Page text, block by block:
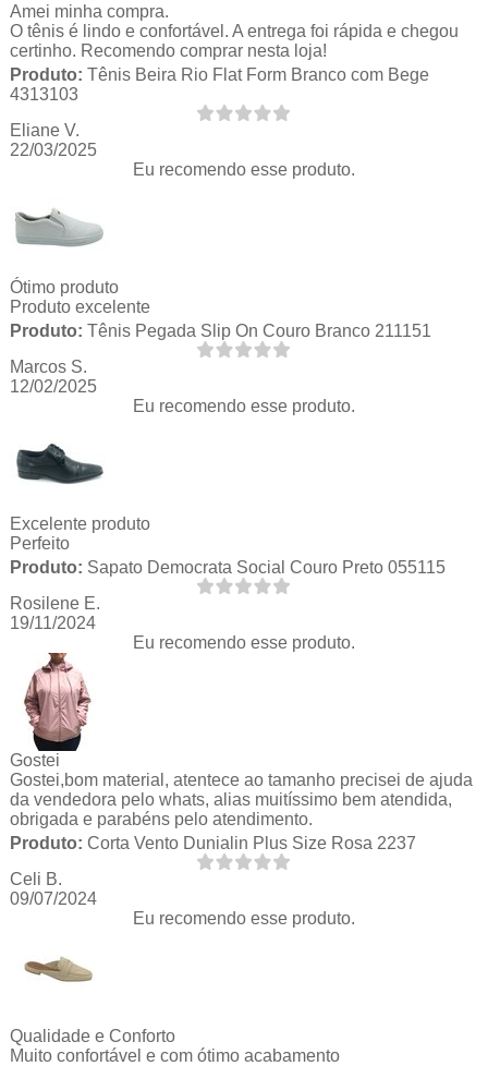
Amei minha compra.
O tênis é lindo e confortável. A entrega foi rápida e chegou
certinho. Recomendo comprar nesta loja!
Produto: Tênis Beira Rio Flat Form Branco com Bege
4313103
Eliane V.
22/03/2025
Eu recomendo esse produto.
Ótimo produto
Produto excelente
Produto: Tênis Pegada Slip On Couro Branco 211151
Marcos S.
12/02/2025
Eu recomendo esse produto.
Excelente produto
Perfeito
Produto: Sapato Democrata Social Couro Preto 055115
Rosilene E.
19/11/2024
Eu recomendo esse produto.
Gostei
Gostei,bom material, atentece ao tamanho precisei de ajuda
da vendedora pelo whats, alias muitíssimo bem atendida,
obrigada e parabéns pelo atendimento.
Produto: Corta Vento Dunialin Plus Size Rosa 2237
Celi B.
09/07/2024
Eu recomendo esse produto.
Qualidade e Conforto
Muito confortável e com ótimo acabamento